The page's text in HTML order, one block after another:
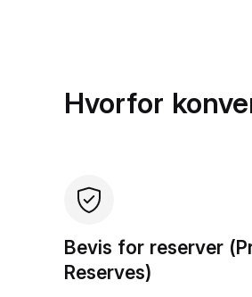
Hvorfor
Bevis for reserver
Reserves)